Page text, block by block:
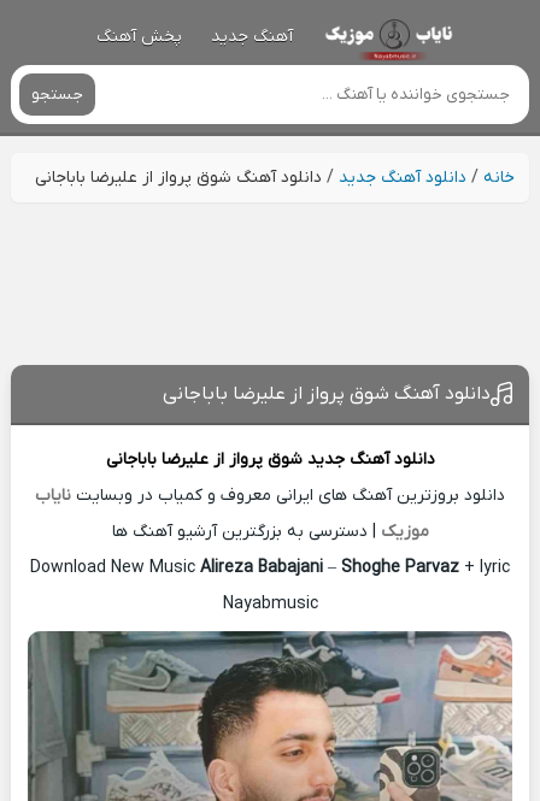
آهنگ جدید پخش آهنگ
جستجو
خانه/ دانلود آهنگ جدید / دانلود آهنگ شوق پرواز از علیرضا باباجانی
دانلود آهنگ شوق پرواز از علیرضا باباجانی
دانلود آهنگ جدید شوق پرواز ازعلیرضا باباجانی
دانلود بروزترین آهنگ های ایرانی معروف و کمیاب در وبسایت نایاب
موزیک | دسترسی به بزرگترین آرشیو آهنگ ها
Download New Music Alireza Babajani – Shoghe Parvaz + lyric
Nayabmusic